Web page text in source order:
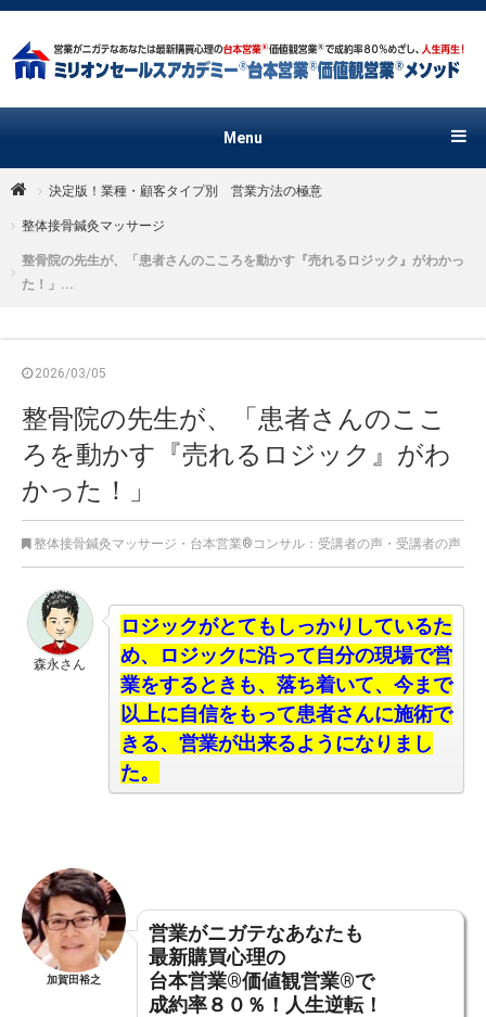
Menu
決定版！業種・顧客タイプ別 営業方法の極意
整体接骨鍼灸マッサージ
整骨院の先生が、「患者さんのこころを動かす『売れるロジック』がわかっ
た！」...
2026/03/05
整骨院の先生が、「患者さんのここ
ろを動かす『売れるロジック』がわ
かった！」
整体接骨鍼灸マッサージ ・ 台本営業®︎コンサル：受講者の声 ・ 受講者の声
森永さん
ロジックがとてもしっかりしているた
め、ロジックに沿って自分の現場で営
業をするときも、 落ち着いて、今まで
以上に自信をもって患者さんに施術で
きる、営業が出来るようになりまし
た。
加賀田裕之
営業がニガテなあなたも
最新購買心理の
台本営業®︎価値観営業®︎で
成約率８０％！人生逆転！